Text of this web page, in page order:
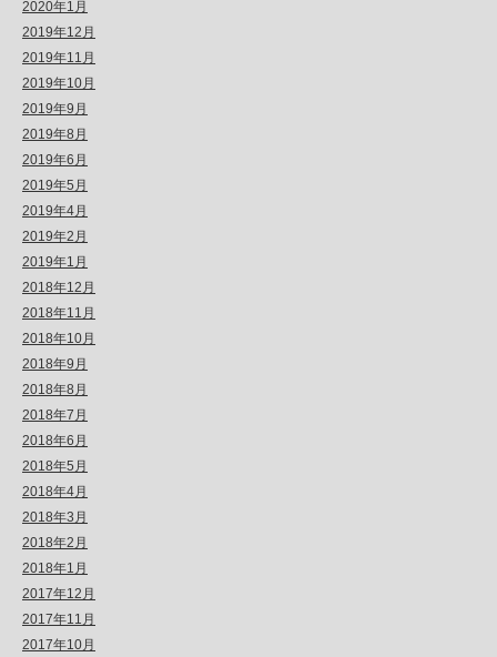
2020年1月
2019年12月
2019年11月
2019年10月
2019年9月
2019年8月
2019年6月
2019年5月
2019年4月
2019年2月
2019年1月
2018年12月
2018年11月
2018年10月
2018年9月
2018年8月
2018年7月
2018年6月
2018年5月
2018年4月
2018年3月
2018年2月
2018年1月
2017年12月
2017年11月
2017年10月